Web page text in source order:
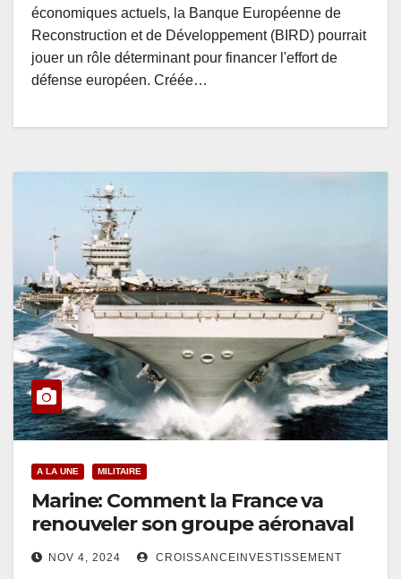
économiques actuels, la Banque Européenne de
Reconstruction et de Développement (BIRD) pourrait
jouer un rôle déterminant pour financer l'effort de
défense européen. Créée…
A LA UNE MILITAIRE
Marine: Comment la France va
renouveler son groupe aéronaval
NOV 4, 2024 CROISSANCEINVESTISSEMENT